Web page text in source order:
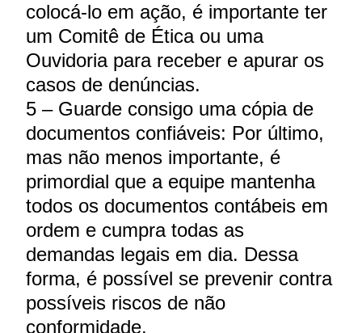
colocá-lo em ação, é importante ter
um Comitê de Ética ou uma
Ouvidoria para receber e apurar os
casos de denúncias.
5 – Guarde consigo uma cópia de
documentos confiáveis: Por último,
mas não menos importante, é
primordial que a equipe mantenha
todos os documentos contábeis em
ordem e cumpra todas as
demandas legais em dia. Dessa
forma, é possível se prevenir contra
possíveis riscos de não
conformidade.